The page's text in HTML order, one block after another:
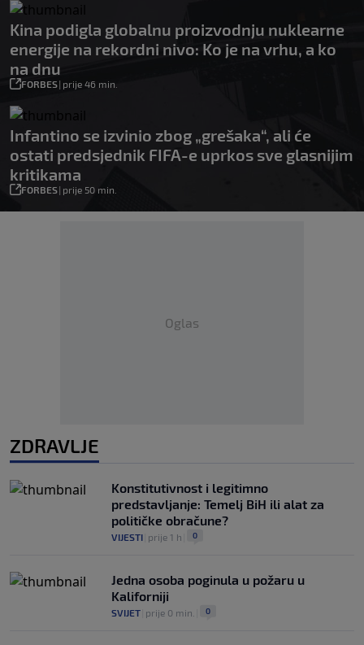
Kina podigla globalnu proizvodnju nuklearne
energije na rekordni nivo: Ko je na vrhu, a ko
na dnu
FORBES| prije 46 min.
Infantino se izvinio zbog „grešaka“, ali će
ostati predsjednik FIFA-e uprkos sve glasnijim
kritikama
FORBES| prije 50 min.
Oglas
ZDRAVLJE
Konstitutivnost i legitimno
predstavljanje: Temelj BiH ili alat za
političke obračune?
VIJESTI prije 1 h 0
Jedna osoba poginula u požaru u
Kaliforniji
SVIJET prije 0 min. 0